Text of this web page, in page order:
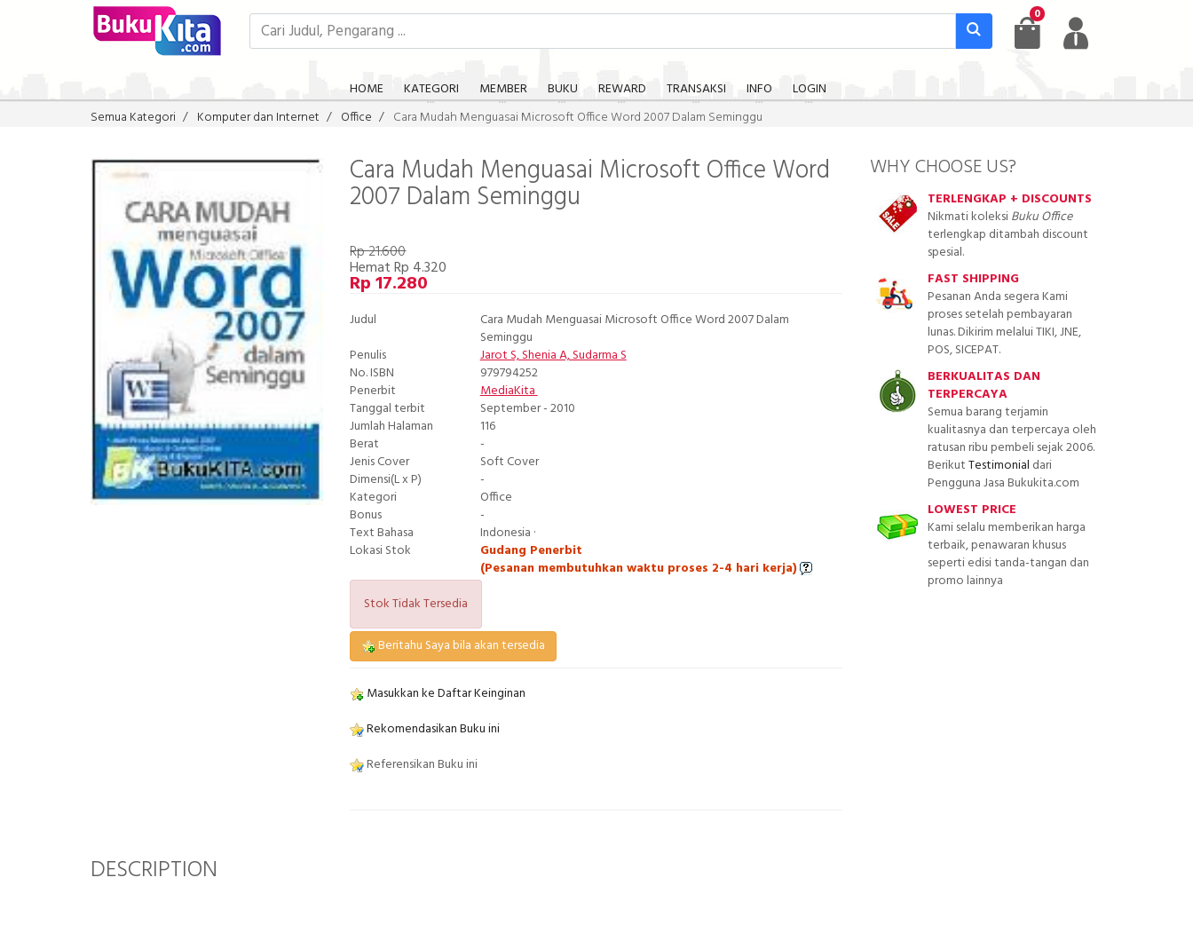
0
HOME KATEGORI MEMBER BUKU REWARD TRANSAKSI INFO
LOGIN
Semua Kategori
Komputer dan Internet Office Cara Mudah Menguasai Microsoft Office Word 2007 Dalam Seminggu
Cara Mudah Menguasai Microsoft Office Word
2007 Dalam Seminggu
Rp 21.600
Hemat Rp 4.320
Rp 17.280
Judul
Cara Mudah Menguasai Microsoft Office Word 2007 Dalam
Seminggu
Penulis
Jarot S, Shenia A, Sudarma S
No. ISBN
979794252
Penerbit
MediaKita
Tanggal terbit
September - 2010
Jumlah Halaman
116
Berat
-
Jenis Cover
Soft Cover
Dimensi(L x P)
-
Kategori
Office
Bonus
-
Text Bahasa
Indonesia ·
Lokasi Stok
Gudang Penerbit
(Pesanan membutuhkan waktu proses 2-4 hari kerja)
Stok Tidak Tersedia
Beritahu Saya bila akan tersedia
Masukkan ke Daftar Keinginan
Rekomendasikan Buku ini
Referensikan Buku ini
DESCRIPTION
WHY CHOOSE US?
TERLENGKAP + DISCOUNTS
Nikmati koleksiBuku Office
terlengkap ditambah discount
spesial.
FAST SHIPPING
Pesanan Anda segera Kami
proses setelah pembayaran
lunas. Dikirim melalui TIKI, JNE,
POS, SICEPAT.
BERKUALITAS DAN
TERPERCAYA
Semua barang terjamin
kualitasnya dan terpercaya oleh
ratusan ribu pembeli sejak 2006.
BerikutTestimonial dari
Pengguna Jasa Bukukita.com
LOWEST PRICE
Kami selalu memberikan harga
terbaik, penawaran khusus
seperti edisi tanda-tangan dan
promo lainnya